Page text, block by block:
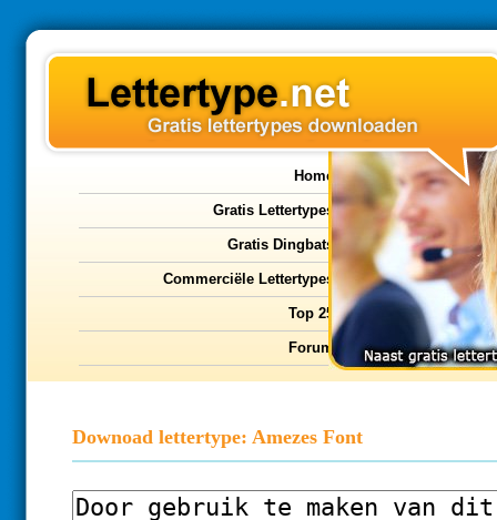
Home
Gratis Lettertypes
Gratis Dingbats
Commerciële Lettertypes
Top 25
Forum
Downoad lettertype: Amezes Font